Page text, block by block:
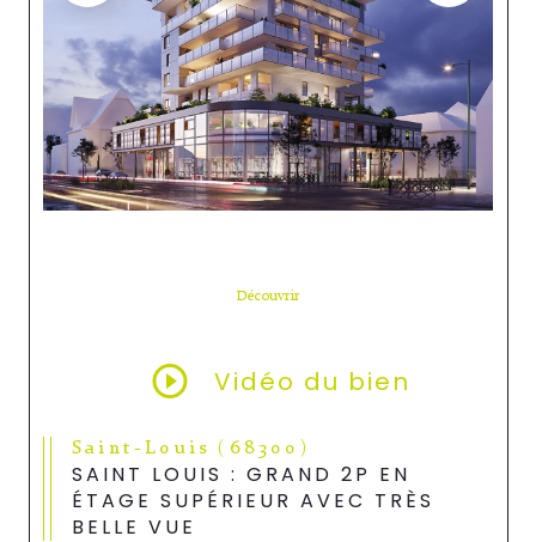
Découvrir
Vidéo du bien
Saint-Louis (68300)
SAINT LOUIS : GRAND 2P EN
ÉTAGE SUPÉRIEUR AVEC TRÈS
BELLE VUE